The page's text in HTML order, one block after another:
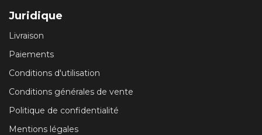
Juridique
Livraison
Paiements
Conditions d'utilisation
Conditions générales de vente
Politique de confidentialité
Mentions légales